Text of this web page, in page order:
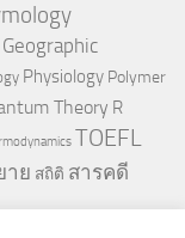
Physiology Polymer
Theory R
TOEFL
าย สถิติ สารคดี